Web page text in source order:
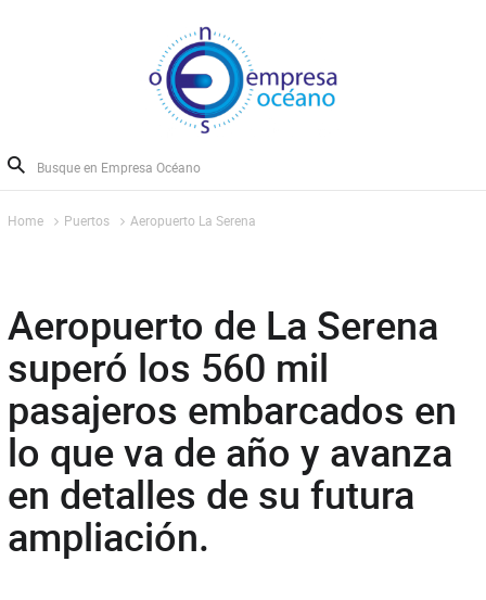
Home Puertos Aeropuerto La Serena
Aeropuerto de La Serena
superó los 560 mil
pasajeros embarcados en
lo que va de año y avanza
en detalles de su futura
ampliación.